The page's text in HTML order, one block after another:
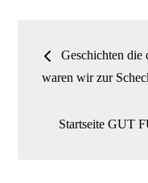
Geschichten
waren wir zur
Startseite GUT